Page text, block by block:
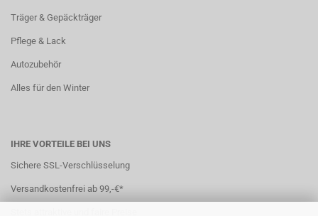
Träger & Gepäckträger
Pflege & Lack
Autozubehör
Alles für den Winter
IHRE VORTEILE BEI UNS
Sichere SSL-Verschlüsselung
Versandkostenfrei ab 99,-€*